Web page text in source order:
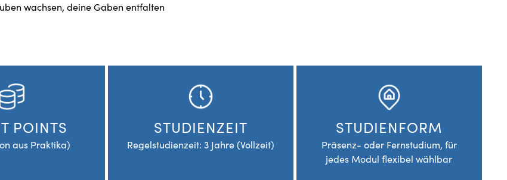
wachsen, deine Gaben entfalten
POINTS
aus Praktika)
STUDIENZEIT
Regelstudienzeit: 3 Jahre (Vollzeit)
STUDIENFORM
Präsenz- oder Fernstudium, für
jedes Modul flexibel wählbar